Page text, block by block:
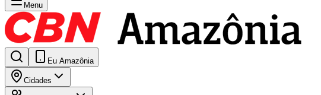
Menu
Eu Amazônia
Cidades